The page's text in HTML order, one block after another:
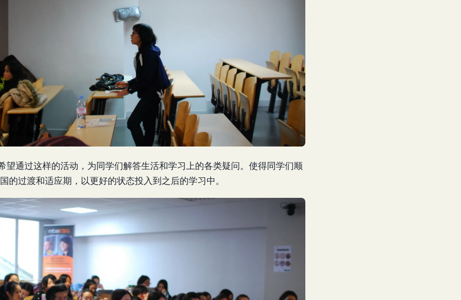
望通过这样的活动，为同学们解答生活和学习上的各类疑问。使得同学们顺
的过渡和适应期，以更好的状态投入到之后的学习中。